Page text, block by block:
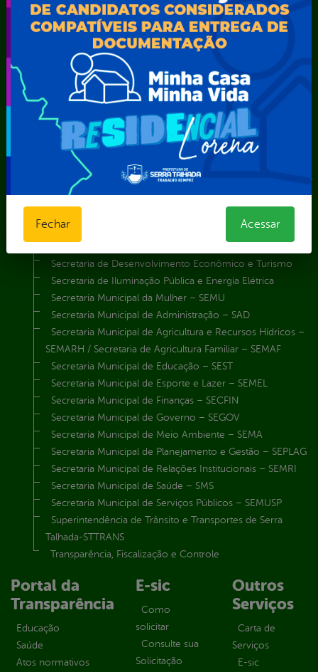
Vice-Prefeito
Secretarias
Agência Municipal de Meio Ambiente – AMMA
Assistência Social e Cidadania
Autarquia Educacional de Serra Talhada – AESET
Comando da Guarda Municipal-CGM
FUNDAÇÃO CULTURAL DE SERRA TALHADA
Gabinete da Prefeita
Gabinete do Vice-Prefeito
Instituto de Previdência Própria dos Servidores Públicos do
Município de Serra Talhada-IPPS
Procuradoria Geral do Município
Secretaria de Desenvolvimento Econômico e Turismo
Secretaria de Iluminação Pública e Energia Elétrica
Secretaria Municipal da Mulher – SEMU
Secretaria Municipal de Administração – SAD
Secretaria Municipal de Agricultura e Recursos Hídricos –
SEMARH / Secretaria de Agricultura Familiar – SEMAF
Secretaria Municipal de Educação – SEST
Secretaria Municipal de Esporte e Lazer – SEMEL
Secretaria Municipal de Finanças – SECFIN
Secretaria Municipal de Governo – SEGOV
Secretaria Municipal de Meio Ambiente – SEMA
Secretaria Municipal de Planejamento e Gestão – SEPLAG
Secretaria Municipal de Relações Institucionais – SEMRI
Secretaria Municipal de Saúde – SMS
Secretaria Municipal de Serviços Públicos – SEMUSP
Superintendência de Trânsito e Transportes de Serra
Talhada-STTRANS
Transparência, Fiscalização e Controle
Portal da
Transparência
Educação
Saúde
Atos normativos
E-sic
Como
solicitar
Consulte sua
Solicitação
Outros
Serviços
Carta de
Serviços
E-sic
Fechar Acessar